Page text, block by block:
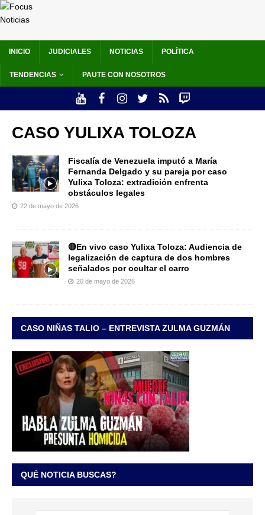
INICIO JUDICIALES NOTICIAS POLÍTICA
TENDENCIAS PAUTE CON NOSOTROS
CASO YULIXA TOLOZA
Fiscalía de Venezuela imputó a María
Fernanda Delgado y su pareja por caso
Yulixa Toloza: extradición enfrenta
obstáculos legales
22 de mayo de 2026
🔴En vivo caso Yulixa Toloza: Audiencia de
legalización de captura de dos hombres
señalados por ocultar el carro
20 de mayo de 2026
CASO NIÑAS TALIO – ENTREVISTA ZULMA GUZMÁN
QUÉ NOTICIA BUSCAS?